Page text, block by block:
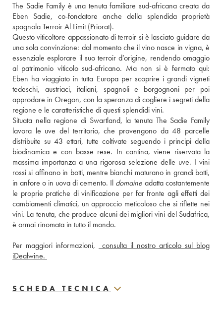
The Sadie Family è una tenuta familiare sud-africana creata da
Eben Sadie, co-fondatore anche della splendida proprietà
spagnola Terroir Al Limit (Priorat).
Questo viticoltore appassionato di terroir si è lasciato guidare da
una sola convinzione: dal momento che il vino nasce in vigna, è
essenziale esplorare il suo terroir d’origine, rendendo omaggio
al patrimonio viticolo sud-africano. Ma non si è fermato qui:
Eben ha viaggiato in tutta Europa per scoprire i grandi vigneti
tedeschi, austriaci, italiani, spagnoli e borgognoni per poi
approdare in Oregon, con la speranza di cogliere i segreti della
regione e le caratteristiche di questi splendidi vini.
Situata nella regione di Swartland, la tenuta The Sadie Family
lavora le uve del territorio, che provengono da 48 parcelle
distribuite su 43 ettari, tutte coltivate seguendo i principi della
biodinamica e con basse rese. In cantina, viene riservata la
massima importanza a una rigorosa selezione delle uve. I vini
rossi si affinano in botti, mentre bianchi maturano in grandi botti,
in anfore o in uova di cemento. Il domaine adatta costantemente
le proprie pratiche di vinificazione per far fronte agli effetti dei
cambiamenti climatici, un approccio meticoloso che si riflette nei
vini. La tenuta, che produce alcuni dei migliori vini del Sudafrica,
è ormai rinomata in tutto il mondo.
Per maggiori informazioni,
consulta il nostro articolo sul blog
SCHEDA TECNICA